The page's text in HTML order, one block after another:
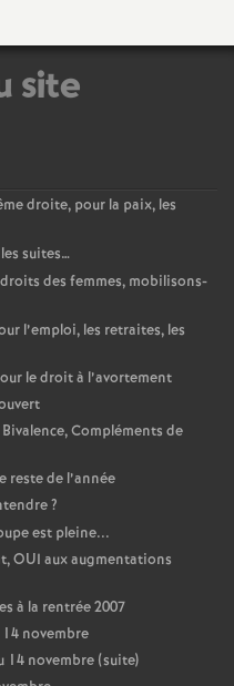
n
e
n
t
s
d
e
S
e
c
site
droite, pour la paix, les
suites…
des femmes, mobilisons-
l’emploi, les retraites, les
le droit à l’avortement
Compléments de
reste de l’année
?
est pleine...
OUI aux augmentations
à la rentrée 2007
novembre
14 novembre (suite)